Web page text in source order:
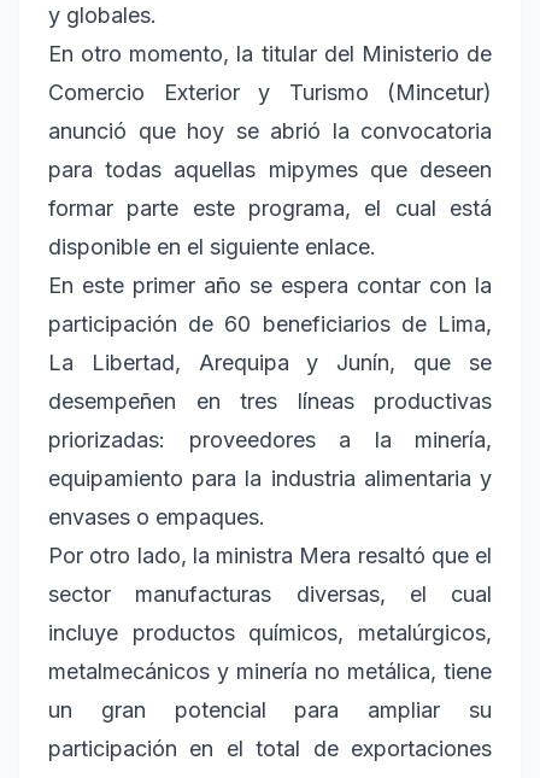
y globales.
En otro momento, la titular del Ministerio de
Comercio Exterior y Turismo (Mincetur)
anunció que hoy se abrió la convocatoria
para todas aquellas mipymes que deseen
formar parte este programa, el cual está
disponible en el siguiente enlace.
En este primer año se espera contar con la
participación de 60 beneficiarios de Lima,
La Libertad, Arequipa y Junín, que se
desempeñen en tres líneas productivas
priorizadas: proveedores a la minería,
equipamiento para la industria alimentaria y
envases o empaques.
Por otro lado, la ministra Mera resaltó que el
sector manufacturas diversas, el cual
incluye productos químicos, metalúrgicos,
metalmecánicos y minería no metálica, tiene
un gran potencial para ampliar su
participación en el total de exportaciones